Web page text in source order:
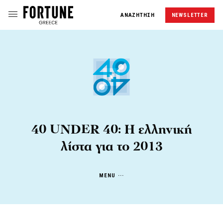
ΑΝΑΖΗΤΗΣΗ NEWSLETTER
40 UNDER 40: Η ελληνική
λίστα για το 2013